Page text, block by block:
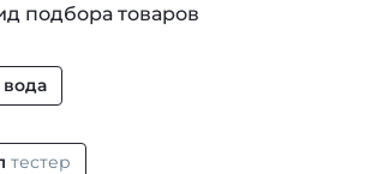
подбора товаров
тестер